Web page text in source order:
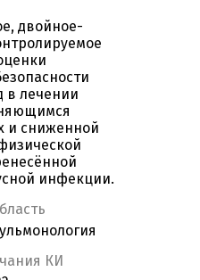
двойное-
в лечении
и сниженной
инфекции.
КИ